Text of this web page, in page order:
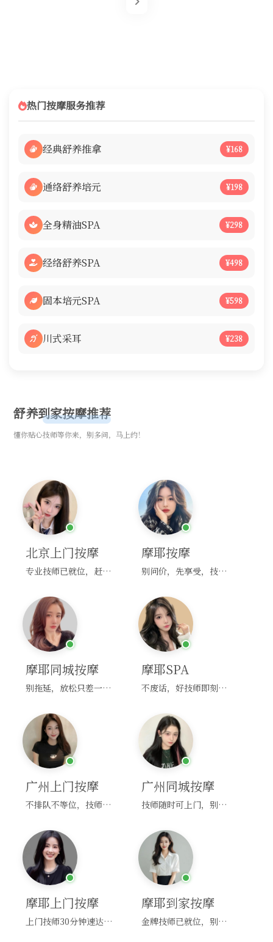
热门按摩服务推荐
经典舒养推拿 ¥168
通络舒养培元 ¥198
全身精油SPA ¥298
经络舒养SPA ¥498
固本培元SPA ¥598
川式采耳 ¥238
舒养到家按摩推荐
懂你贴心技师等你来，别多问，马上约！
北京上门按摩
专业技师已就位，赶紧下单！
摩耶按摩
别问价，先享受，技师马上到！
摩耶同城按摩
别拖延，放松只差一次点击！
摩耶SPA
不废话，好技师即刻上门，约！
广州上门按摩
不排队不等位，技师直奔你家！
广州同城按摩
技师随时可上门，别啰嗦，赶紧约！
摩耶上门按摩
上门技师30分钟速达，别问，快约！
摩耶到家按摩
金牌技师已就位，别纠结，马上预约！